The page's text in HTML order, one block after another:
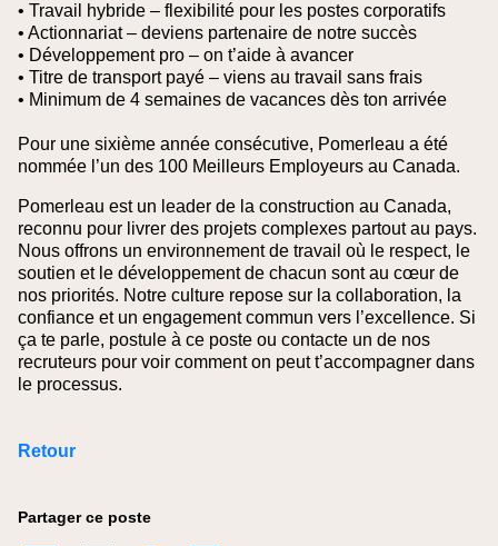
• Travail hybride – flexibilité pour les postes corporatifs
• Actionnariat – deviens partenaire de notre succès
• Développement pro – on t’aide à avancer
• Titre de transport payé – viens au travail sans frais
• Minimum de 4 semaines de vacances dès ton arrivée
Pour une sixième année consécutive, Pomerleau a été
nommée l’un des 100 Meilleurs Employeurs au Canada.
Pomerleau est un leader de la construction au Canada,
reconnu pour livrer des projets complexes partout au pays.
Nous offrons un environnement de travail où le respect, le
soutien et le développement de chacun sont au cœur de
nos priorités. Notre culture repose sur la collaboration, la
confiance et un engagement commun vers l’excellence. Si
ça te parle, postule à ce poste ou contacte un de nos
recruteurs pour voir comment on peut t’accompagner dans
le processus.
Retour
Partager ce poste